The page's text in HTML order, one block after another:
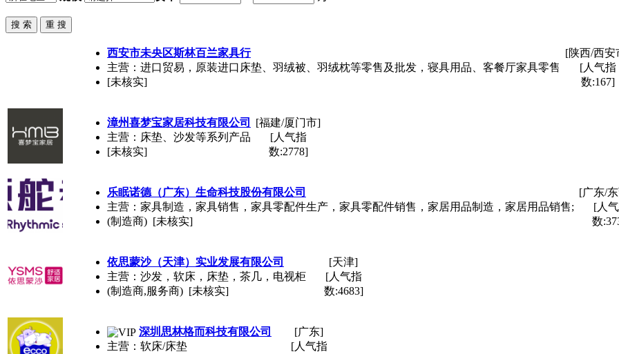
品牌
求购
家具卖场
饰品
材料·设备
西安市未央区斯林百兰家具行
主营：进口贸易，原装进口床垫、羽绒被、羽绒枕等零售及批发，寝具用品、客餐厅家具零售
[未核实]
[陕西/西安
[人气指
数:167]
漳州喜梦宝家居科技有限公司
主营：床垫、沙发等系列产品
[未核实]
[福建/厦门市]
[人气指
数:2778]
乐眠诺德（广东）生命科技股份有限公司
主营：家具制造，家具销售，家具零配件生产，家具零配件销售，家居用品制造，家居用品销售;
(制造商) [未核实]
[广东/
[人
数
依思蒙沙（天津）实业发展有限公司
主营：沙发，软床，床垫，茶几，电视柜
(制造商,服务商) [未核实]
[天津]
[人气指
数:4683]
深圳思林格而科技有限公司
主营：软床/床垫
[广东]
[人气指